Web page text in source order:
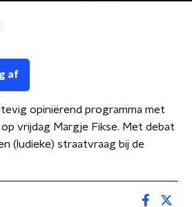
af
opiniërend programma met
vrijdag Margje Fikse. Met debat
(ludieke) straatvraag bij de